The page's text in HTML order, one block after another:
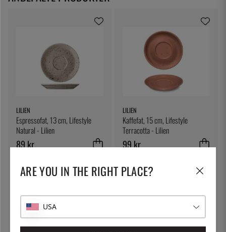
LILIEN
Espressofat, 13 cm, Lifestyle
Natural - Lilien
89 kr
LILIEN
Kaffefat, 15 cm, Lifestyle
Terracotta - Lilien
99 kr
ARE YOU IN THE RIGHT PLACE?
USA